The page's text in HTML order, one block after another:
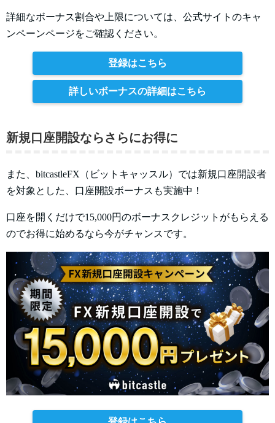
詳細なボーナス割合や上限については、公式サイトのキャ
ンペーンページをご確認ください。
登録はこちら
詳しいボーナスの詳細はこちら
新規口座開設ならさらにお得に
また、bitcastleFX（ビットキャッスル）では新規口座開設者
を対象とした、口座開設ボーナスも実施中！
口座を開くだけで15,000円のボーナスクレジットがもらえる
のでお得に始めるなら今がチャンスです。